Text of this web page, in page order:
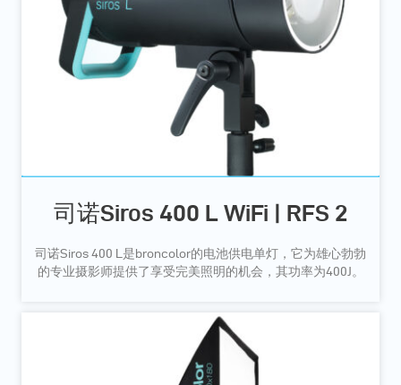
司诺Siros 400 L WiFi | RFS 2
司诺Siros 400 L是broncolor的电池供电单灯，它为雄心勃勃
的专业摄影师提供了享受完美照明的机会，其功率为400J。